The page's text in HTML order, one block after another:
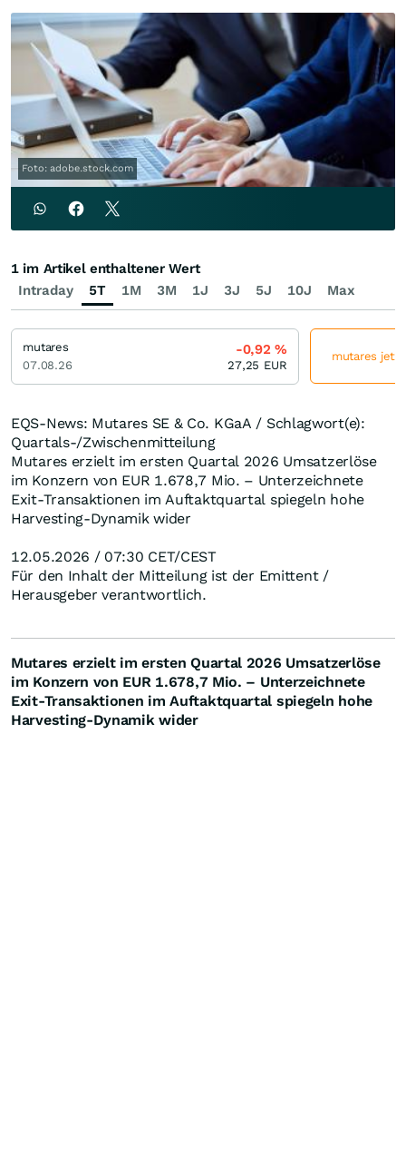
Foto: adobe.stock.com
EQS-News: Mutares SE & Co. KGaA / Schlagwort(e):
Quartals-/Zwischenmitteilung
Mutares erzielt im ersten Quartal 2026 Umsatzerlöse
im Konzern von EUR 1.678,7 Mio. – Unterzeichnete
Exit-Transaktionen im Auftaktquartal spiegeln hohe
Harvesting-Dynamik wider
12.05.2026 / 07:30 CET/CEST
Für den Inhalt der Mitteilung ist der Emittent /
Herausgeber verantwortlich.
Mutares erzielt im ersten Quartal 2026 Umsatzerlöse
im Konzern von EUR 1.678,7 Mio. – Unterzeichnete
Exit-Transaktionen im Auftaktquartal spiegeln hohe
Harvesting-Dynamik wider
Intraday 5T 1M 3M 1J 3J 5J 10J Max
1 im Artikel enthaltener Wert
mutares
07.08.26
-0,92%
27,25 EUR
mutares